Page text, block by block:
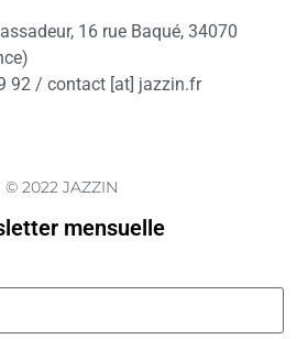
16 rue Baqué, 34070
92 / contact [at] jazzin.fr
© 2022 JAZZIN
mensuelle